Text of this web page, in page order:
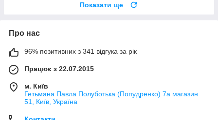
Показати ще
Про нас
96% позитивних з 341 відгука за рік
Працює з 22.07.2015
м. Київ
Гетьмана Павла Полуботька (Попудренко) 7а магазин
51, Київ, Україна